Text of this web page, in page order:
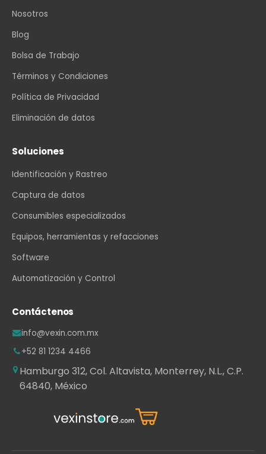
Nosotros
Blog
Bolsa de Trabajo
Términos y Condiciones
Política de Privacidad
Eliminación de datos
Soluciones
Identificación y Rastreo
Captura de datos
Consumibles especializados
Equipos, herramientas y refacciones
Software
Automatización y Control
Contáctenos
info@vexin.com.mx
+52 81 1234 4466
Hamburgo 312, Col. Altavista, Monterrey, N.L., C.P.
64840, México